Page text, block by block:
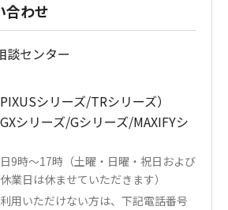
合わせ
談センター
PIXUSシリーズ/TRシリーズ）
GXシリーズ/Gシリーズ/MAXIFYシ
9時～17時（土曜・日曜・祝日および
業日は休ませていただきます）
用いただけない方は、下記電話番号